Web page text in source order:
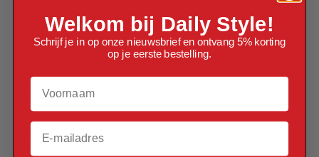
Materiaal
Verpakt per 8 stuks
Helium Geschikt
Welkom bij Daily Style!
Schrijf je in op onze nieuwsbrief en ontvang 5% korting
op je eerste bestelling.
Voornaam
Email